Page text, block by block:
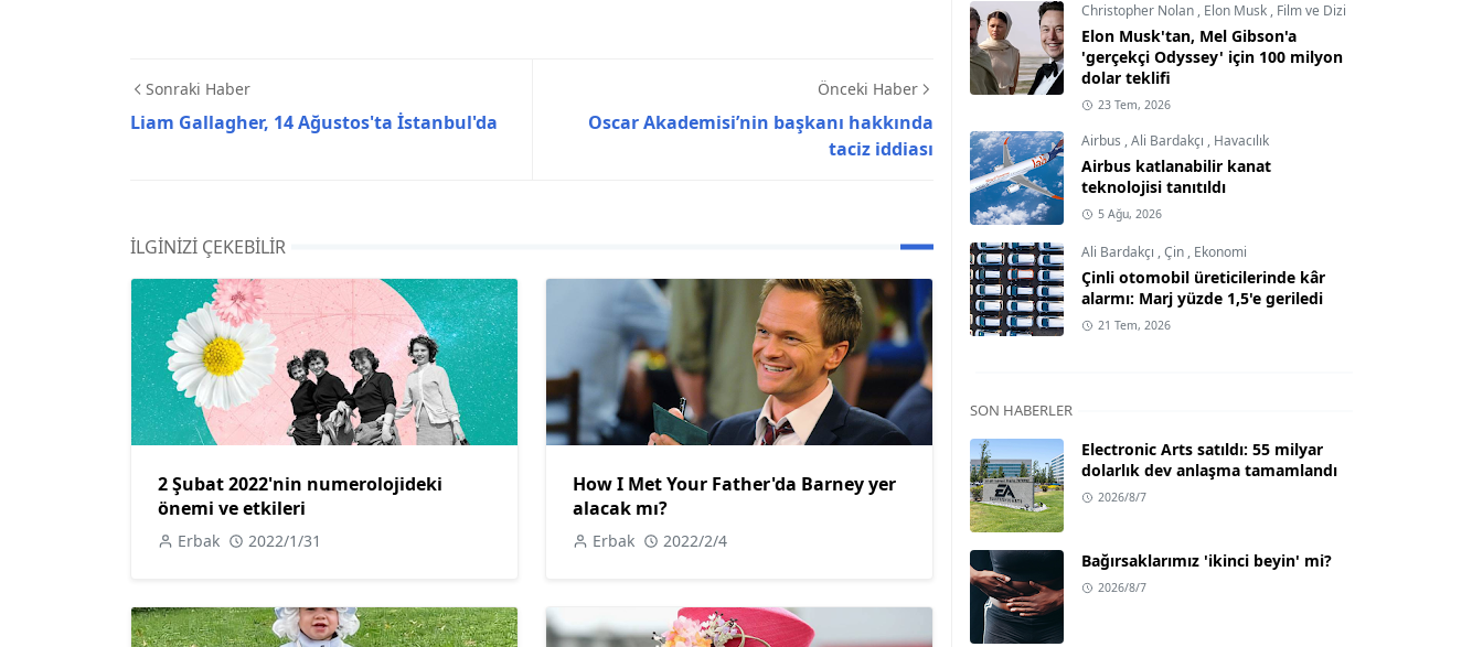
Sonraki Haber
Liam Gallagher, 14 Ağustos'ta İstanbul'da
Önceki Haber
Oscar Akademisi’nin başkanı hakkında
taciz iddiası
İLGINIZI ÇEKEBILIR
2 Şubat 2022'nin numerolojideki
önemi ve etkileri
Erbak 2022/1/31
How I Met Your Father'da Barney yer
alacak mı?
Erbak 2022/2/4
Christopher Nolan , Elon Musk , Film ve Dizi
Elon Musk'tan, Mel Gibson'a
'gerçekçi Odyssey' için 100 milyon
dolar teklifi
23 Tem, 2026
Airbus ,Ali Bardakçı , Havacılık
Airbus katlanabilir kanat
teknolojisi tanıtıldı
5 Ağu, 2026
Ali Bardakçı ,Çin , Ekonomi
Çinli otomobil üreticilerinde kâr
alarmı: Marj yüzde 1,5'e geriledi
21 Tem, 2026
SON HABERLER
Electronic Arts satıldı: 55 milyar
dolarlık dev anlaşma tamamlandı
2026/8/7
Bağırsaklarımız 'ikinci beyin' mi?
2026/8/7